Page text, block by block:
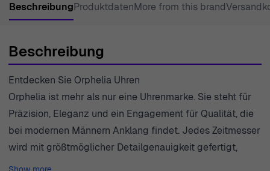
BeschreibungProduktdatenMore from this brand
Beschreibung
Entdecken Sie Orphelia Uhren
Orphelia ist mehr als nur eine Uhrenmarke. Sie steht für
Präzision, Eleganz und ein Engagement für Qualität, die
bei modernen Männern Anklang findet. Jedes Zeitmesser
wird mit größtmöglicher Detailgenauigkeit gefertigt,
wobei klassische Designelemente mit zeitgenössischem